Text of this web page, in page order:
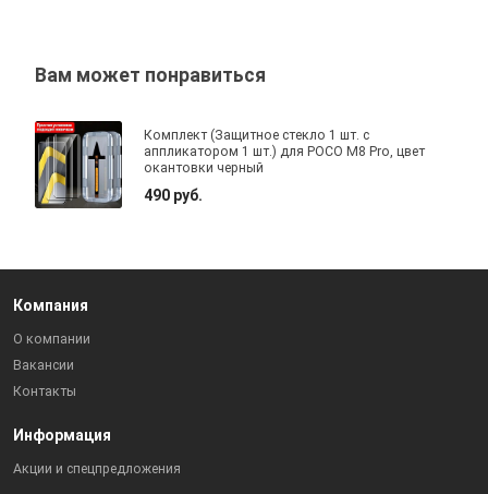
Вам может понравиться
Комплект (Защитное стекло 1 шт. с
аппликатором 1 шт.) для POCO M8 Pro, цвет
окантовки черный
490 руб.
Компания
О компании
Вакансии
Контакты
Информация
Акции и спецпредложения